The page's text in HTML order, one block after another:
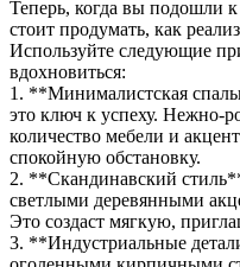
Теперь, когда вы подошли
стоит продумать, как
Используйте следующие
вдохновиться:
1. **Минималистская
это ключ к успеху. Нежно-
количество мебели и
спокойную обстановку.
2. **Скандинавский
светлыми деревянными
Это создаст мягкую,
3. **Индустриальные